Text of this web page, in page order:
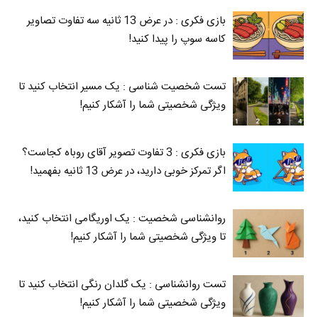
بازی فکری : در عرض 13 ثانیه سه تفاوت تصاویر
کاسه‌ سوپ را پیدا کنید!
تست شخصیت شناسی : یک مسیر انتخاب کنید تا
ویژگی شخصیتی شما را آشکار کنیم!
بازی فکری : 3 تفاوت تصویر آقای روباه کجاست؟
اگر تمرکز خوبی دارید، در عرض 13 ثانیه بفهمید!
روانشناسی شخصیت : یک اوریگامی انتخاب کنید،
تا ویژگی شخصیتی شما را آشکار کنیم!
تست روانشناسی : یک گلدان رنگی انتخاب کنید تا
ویژگی شخصیتی شما را آشکار کنیم!